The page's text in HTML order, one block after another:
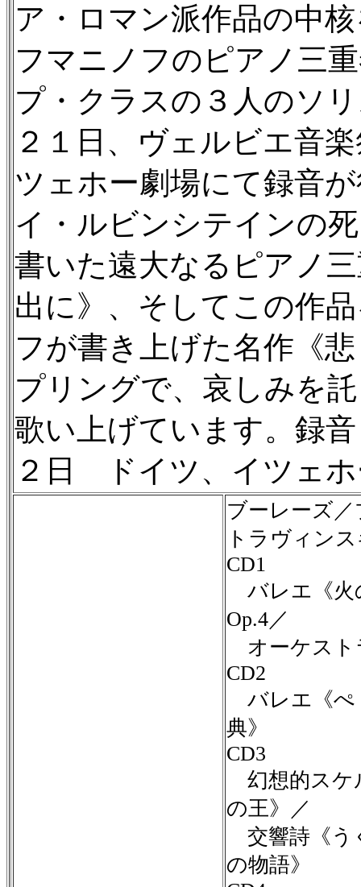
ア・ロマン派作品の中
フマニノフのピアノ三
プ・クラスの３人のソ
２１日、ヴェルビエ音
ツェホー劇場にて録音
イ・ルビンシテインの
書いた遠大なるピアノ
出に》、そしてこの作
フが書き上げた名作《
プリングで、哀しみを
歌い上げています。録
２日 ドイツ、イツェホ
ブーレーズ
トラヴィン
CD1
バレエ《火
Op.4／
オーケスト
CD2
バレエ《ぺ
典》
CD3
幻想的スケ
の王》／
交響詩《う
の物語》